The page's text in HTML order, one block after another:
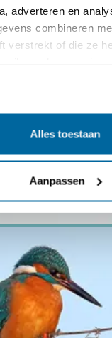
adverteren en
combineren
verstrekt of die ze
Alles toestaan
Aanpassen
goed met de
winters zijn de
lijkt een goed
Heijden